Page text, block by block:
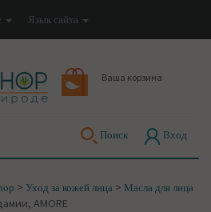
Язык сайта
Ваша корзина
Поиск Вход
> Уход за кожей лица > Масла для лица
AMORE